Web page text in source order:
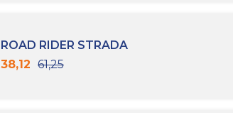
ROAD RIDER STRADA
38,12 61,25